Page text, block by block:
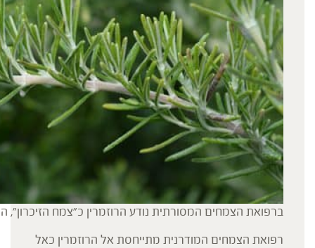
ברפואת הצמחים המסורתית נודע הרוזמרין כ"צמח הזיכרון",
רפואת הצמחים המודרנית מתייחסת אל הרוזמרין כאל